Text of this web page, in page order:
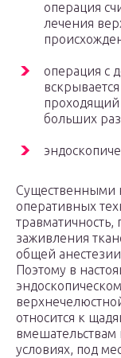
операция
лечения
операция с
проходящий
больших
Существенными
оперативных
заживления
общей
Поэтому в
относится к
вмешательствам
условиях, под